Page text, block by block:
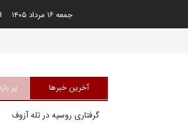
جمعه ۱۶ مرداد ۱۴۰۵
آخرین خبرها پر
گرفتاری روسیه در تله آزوف